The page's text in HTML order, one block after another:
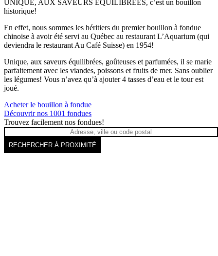
UNIQUE, AUX SAVEURS ÉQUILIBRÉES, c’est un bouillon
historique!
En effet, nous sommes les héritiers du premier bouillon à fondue
chinoise à avoir été servi au Québec au restaurant L’Aquarium (qui
deviendra le restaurant Au Café Suisse) en 1954!
Unique, aux saveurs équilibrées, goûteuses et parfumées, il se marie
parfaitement avec les viandes, poissons et fruits de mer. Sans oublier
les légumes! Vous n’avez qu’à ajouter 4 tasses d’eau et le tour est
joué.
Acheter le bouillon à fondue
Découvrir nos 1001 fondues
Trouvez facilement nos fondues!